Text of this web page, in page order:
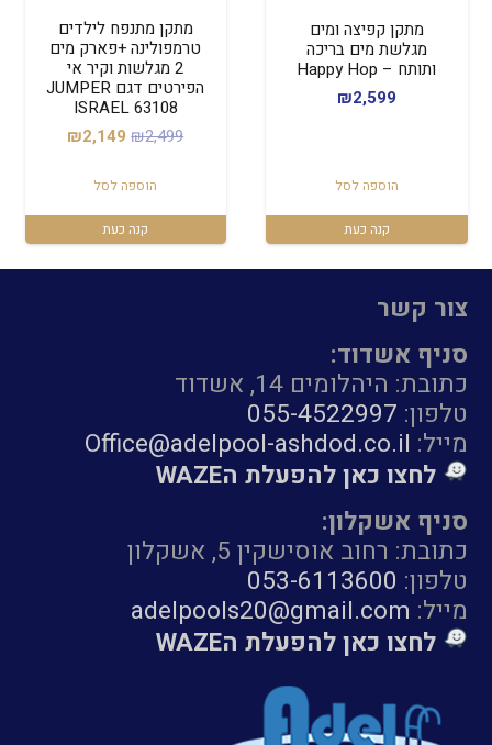
מתקן קפיצה ומים
מגלשת מים בריכה
ותותח – Happy Hop
₪2,599
הוספה לסל
קנה כעת
מתקן מתנפח לילדים
טרמפולינה +פארק מים
2 מגלשות וקיר אי
הפירטים דגם JUMPER
ISRAEL 63108
₪2,499
המחיר
היה:
₪2,499.
₪2,149
המחיר
₪2,149.
הוספה לסל
קנה כעת
צור קשר
סניף אשדוד:
כתובת: היהלומים 14, אשדוד
טלפון: 055-4522997
מייל: Office@adelpool-ashdod.co.il
לחצו כאן להפעלת הWAZE
סניף אשקלון:
כתובת: רחוב אוסישקין 5, אשקלון
טלפון: 053-6113600
מייל: adelpools20@gmail.com
לחצו כאן להפעלת הWAZE